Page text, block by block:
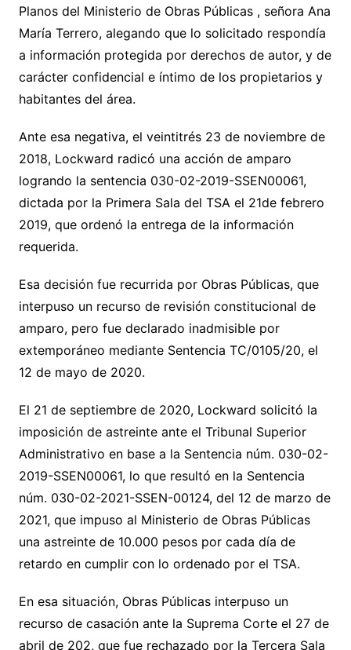
Planos del Ministerio de Obras Públicas , señora Ana
María Terrero, alegando que lo solicitado respondía
a información protegida por derechos de autor, y de
carácter confidencial e íntimo de los propietarios y
habitantes del área.
Ante esa negativa, el veintitrés 23 de noviembre de
2018, Lockward radicó una acción de amparo
logrando la sentencia 030-02-2019-SSEN00061,
dictada por la Primera Sala del TSA el 21de febrero
2019, que ordenó la entrega de la información
requerida.
Esa decisión fue recurrida por Obras Públicas, que
interpuso un recurso de revisión constitucional de
amparo, pero fue declarado inadmisible por
extemporáneo mediante Sentencia TC/0105/20, el
12 de mayo de 2020.
El 21 de septiembre de 2020, Lockward solicitó la
imposición de astreinte ante el Tribunal Superior
Administrativo en base a la Sentencia núm. 030-02-
2019-SSEN00061, lo que resultó en la Sentencia
núm. 030-02-2021-SSEN-00124, del 12 de marzo de
2021, que impuso al Ministerio de Obras Públicas
una astreinte de 10.000 pesos por cada día de
retardo en cumplir con lo ordenado por el TSA.
En esa situación, Obras Públicas interpuso un
recurso de casación ante la Suprema Corte el 27 de
abril de 202, que fue rechazado por la Tercera Sala